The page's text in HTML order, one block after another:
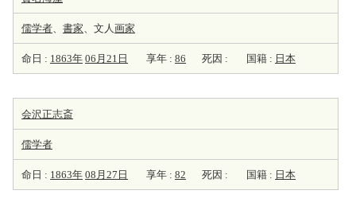
儒学者、 書家、文人画家
命日 : 1863年 06月21日 享年 : 86 死因 : 国籍 : 日本
会沢正志斎
儒学者
命日 : 1863年 08月27日 享年 : 82 死因 : 国籍 : 日本